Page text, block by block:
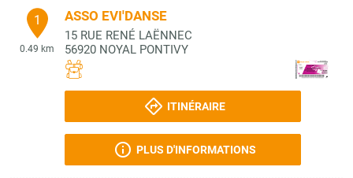
1
0.49 km
ASSO EVI'DANSE
15 RUE RENÉ LAËNNEC
56920 NOYAL PONTIVY
ITINÉRAIRE
PLUS D'INFORMATIONS